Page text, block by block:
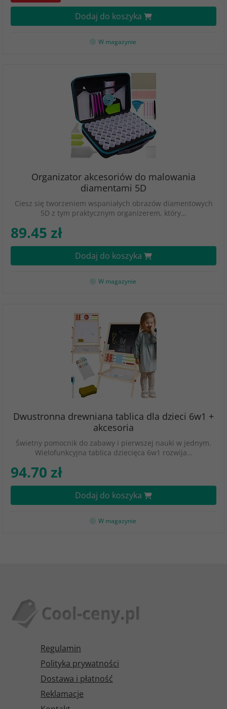
Dodaj do koszyka
W magazynie
Organizator akcesoriów do malowania
diamentami 5D
Ciesz się tworzeniem wspaniałych obrazów diamentowych
5D z tym praktycznym organizerem, który…
89.45 zł
Dodaj do koszyka
W magazynie
Dwustronna drewniana tablica dla dzieci 6w1 +
akcesoria
Świetny pomocnik do zabawy i pierwszej nauki w jednym.
Wielofunkcyjna tablica dziecięca 6w1 rozwija…
94.70 zł
Dodaj do koszyka
W magazynie
Regulamin
Polityka prywatności
Dostawa i płatność
Reklamacje